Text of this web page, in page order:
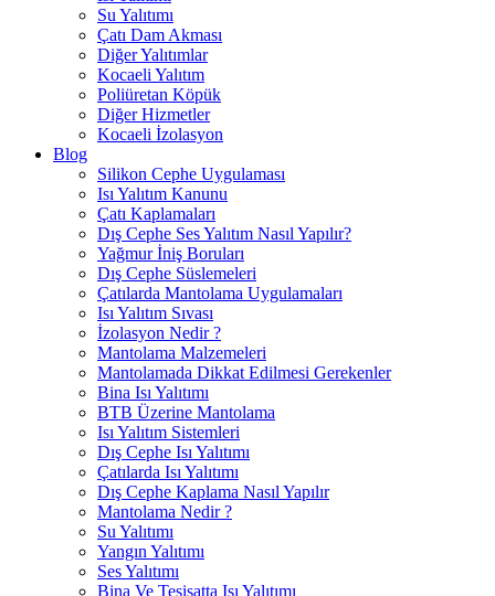
Su Yalıtımı
Çatı Dam Akması
Diğer Yalıtımlar
Kocaeli Yalıtım
Poliüretan Köpük
Diğer Hizmetler
Kocaeli İzolasyon
Blog
Silikon Cephe Uygulaması
Isı Yalıtım Kanunu
Çatı Kaplamaları
Dış Cephe Ses Yalıtım Nasıl Yapılır?
Yağmur İniş Boruları
Dış Cephe Süslemeleri
Çatılarda Mantolama Uygulamaları
Isı Yalıtım Sıvası
İzolasyon Nedir ?
Mantolama Malzemeleri
Mantolamada Dikkat Edilmesi Gerekenler
Bina Isı Yalıtımı
BTB Üzerine Mantolama
Isı Yalıtım Sistemleri
Dış Cephe Isı Yalıtımı
Çatılarda Isı Yalıtımı
Dış Cephe Kaplama Nasıl Yapılır
Mantolama Nedir ?
Su Yalıtımı
Yangın Yalıtımı
Ses Yalıtımı
Bina Ve Tesisatta Isı Yalıtımı